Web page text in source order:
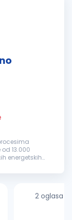
energetskih
2 oglasa